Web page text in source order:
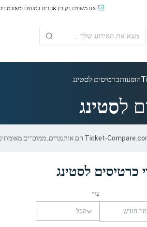
אנו משווים רק בין אתרים בטוחים
הופעותכרטיסים לסטינג
לסטינג
כרטיסים לסטינג